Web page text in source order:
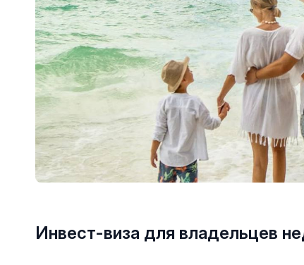
Инвест-виза для владельцев